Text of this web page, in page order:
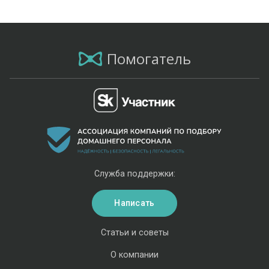
Помогатель
Статьи и советы
О компании
Служба поддержки:
Написать